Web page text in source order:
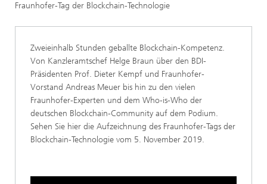
Fraunhofer-Tag der Blockchain-Technologie
Zweieinhalb Stunden geballte Blockchain-Kompetenz.
Von Kanzleramtschef Helge Braun über den BDI-
Präsidenten Prof. Dieter Kempf und Fraunhofer-
Vorstand Andreas Meuer bis hin zu den vielen
Fraunhofer-Experten und dem Who-is-Who der
deutschen Blockchain-Community auf dem Podium.
Sehen Sie hier die Aufzeichnung des Fraunhofer-Tags der
Blockchain-Technologie vom 5. November 2019.